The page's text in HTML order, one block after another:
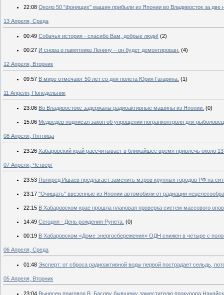
22:08 Около 50 "фонящих" машин прибыли из Японии во Владивосток за две
13 Апреля, Среда
00:49 Собачья история - спасибо Вам, добрые люди! (2)
00:27 И снова о памятнике Ленину – он будет демонтирован. (4)
12 Апреля, Вторник
09:57 В мире отмечают 50 лет со дня полета Юрия Гагарина. (1)
11 Апреля, Понедельник
23:06 Во Владивостоке задержаны радиоактивные машины из Японии. (0)
15:06 Медведев подписал закон об упрощении погранконтроля для
08 Апреля, Пятница
23:26 Хабаровский край рассчитывает в ближайшее время привлечь около
07 Апреля, Четверг
23:53 Полпред Ишаев предлагает заменить мэров крупных городов РФ на
23:17 "Очищать" ввезенные из Японии автомобили от радиации
22:15 В Хабаровском крае прошла плановая проверка систем массового
14:49 Сегодня - День рождения Рунета. (0)
00:19 В Хабаровском «Доме энергосбережения» ОДН снижен в четыре с
06 Апреля, Среда
01:48 Эксперт: от сброса радиоактивной воды первой пострадает сельдь,
05 Апреля, Вторник
23:04 Вынесен приговор В. Басову бывшему заместителю прокурора